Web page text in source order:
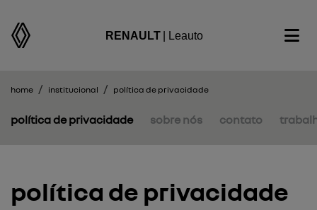
RENAULT | Leauto
home institucional política de privacidade
sobre nós contato
política de privacidade
política de privacidade